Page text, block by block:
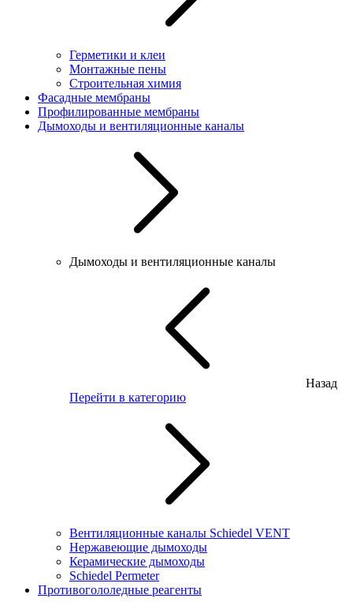
Герметики и клеи
Монтажные пены
Строительная химия
Фасадные мембраны
Профилированные мембраны
Дымоходы и вентиляционные каналы
Дымоходы и вентиляционные каналы
Назад
Перейти в категорию
Вентиляционные каналы Schiedel VENT
Нержавеющие дымоходы
Керамические дымоходы
Schiedel Permeter
Противогололедные реагенты